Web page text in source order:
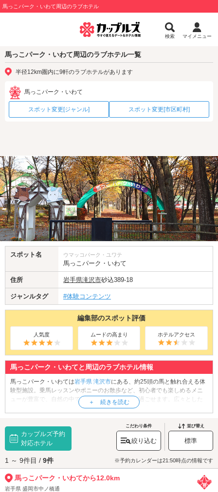
馬っこパーク・いわて周辺のラブホテル
検索 マイメニュー
馬っこパーク・いわて周辺のラブホテル一覧
半径12km圏内に9軒のラブホテルがあります
馬っこパーク・いわて
スポット変更[ジャンル] スポット変更[市区町村]
スポット名 ウマッコパーク・ユワテ
馬っこパーク・いわて
住所 岩手県滝沢市砂込389-18
ジャンルタグ #体験コンテンツ
編集部のスポット評価
人気度 ムードの高まり ホテルアクセス
馬っこパーク・いわてと周辺のラブホテル情報
馬っこパーク・いわては岩手県 滝沢市にある、約25頭の馬と触れ合える体
験型施設。乗馬レッスンやポニーのお散歩など、初心者でも楽しめるメニ
ューが豊富で、自然の中で癒やされるひとときが過ごせます。広々とした
園内では、カップルでのんびり馬とのふれあいや写真撮影を楽しめ、心身
ンもあり、特別感のあるデートにぴったり。動物好きなふたりにおすすめ
の癒し系スポットです。
馬っこパーク・いわてへは、
滝沢・西根インターエリアのラブホテルから
もアクセスが便利です。
カップルズ予約
対応ホテル
こだわり条件
絞り込む
並び替え
標準
1 ～ 9件目 / 9件 ※予約カレンダーは21:50時点の情報です
馬っこパーク・いわてから12.0km
岩手県 盛岡市中ノ橋通